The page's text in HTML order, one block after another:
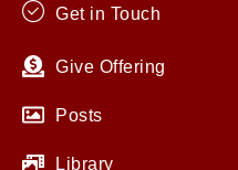
Get in Touch
Give Offering
Posts
Library